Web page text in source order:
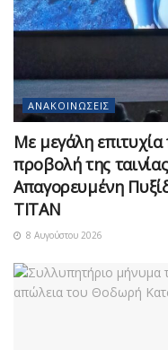
ΑΝΑΚΟΙΝΏΣΕΙΣ
Με μεγάλη
προβολή της
Απαγορευμένη
ΤΙΤΑΝ
8 Αυγούστου 2026